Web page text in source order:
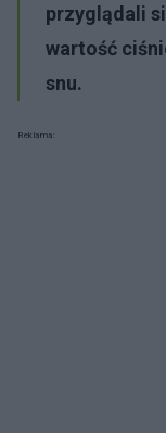
przyglądali
wartość
snu.
Reklama: